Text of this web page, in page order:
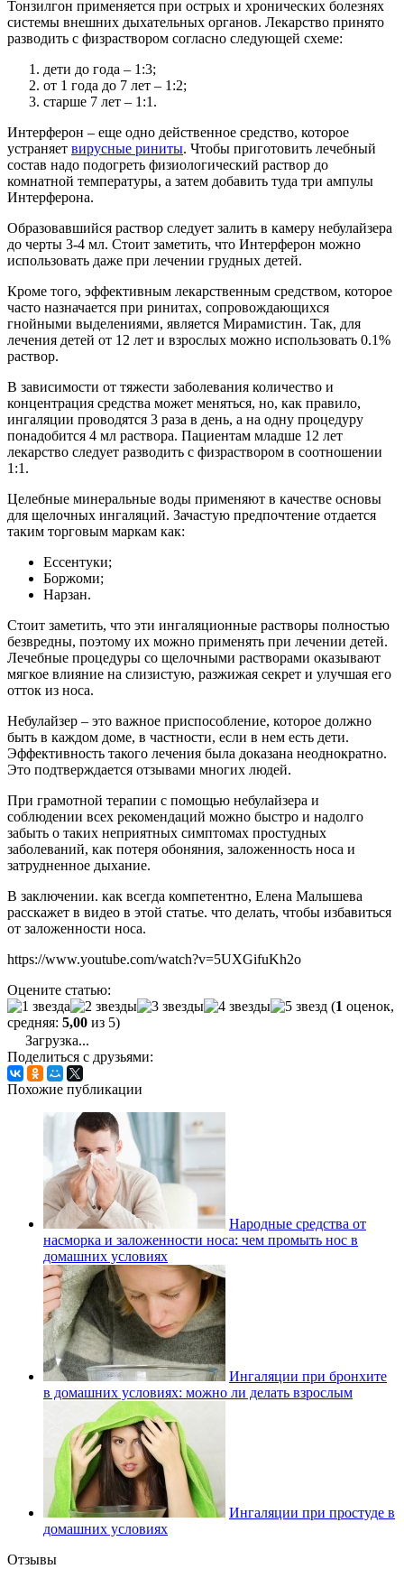
Тонзилгон применяется при острых и хронических болезнях
системы внешних дыхательных органов. Лекарство принято
разводить с физраствором согласно следующей схеме:
дети до года – 1:3;
от 1 года до 7 лет – 1:2;
старше 7 лет – 1:1.
Интерферон – еще одно действенное средство, которое
устраняет вирусные риниты. Чтобы приготовить лечебный
состав надо подогреть физиологический раствор до
комнатной температуры, а затем добавить туда три ампулы
Интерферона.
Образовавшийся раствор следует залить в камеру небулайзера
до черты 3-4 мл. Стоит заметить, что Интерферон можно
использовать даже при лечении грудных детей.
Кроме того, эффективным лекарственным средством, которое
часто назначается при ринитах, сопровождающихся
гнойными выделениями, является Мирамистин. Так, для
лечения детей от 12 лет и взрослых можно использовать 0.1%
раствор.
В зависимости от тяжести заболевания количество и
концентрация средства может меняться, но, как правило,
ингаляции проводятся 3 раза в день, а на одну процедуру
понадобится 4 мл раствора. Пациентам младше 12 лет
лекарство следует разводить с физраствором в соотношении
1:1.
Целебные минеральные воды применяют в качестве основы
для щелочных ингаляций. Зачастую предпочтение отдается
таким торговым маркам как:
Ессентуки;
Боржоми;
Нарзан.
Стоит заметить, что эти ингаляционные растворы полностью
безвредны, поэтому их можно применять при лечении детей.
Лечебные процедуры со щелочными растворами оказывают
мягкое влияние на слизистую, разжижая секрет и улучшая его
отток из носа.
Небулайзер – это важное приспособление, которое должно
быть в каждом доме, в частности, если в нем есть дети.
Эффективность такого лечения была доказана неоднократно.
Это подтверждается отзывами многих людей.
При грамотной терапии с помощью небулайзера и
соблюдении всех рекомендаций можно быстро и надолго
забыть о таких неприятных симптомах простудных
заболеваний, как потеря обоняния, заложенность носа и
затрудненное дыхание.
В заключении. как всегда компетентно, Елена Малышева
расскажет в видео в этой статье. что делать, чтобы избавиться
от заложенности носа.
https://www.youtube.com/watch?v=5UXGifuKh2o
Оцените статью:
(1 оценок,
средняя: 5,00 из 5)
Загрузка...
Поделиться с друзьями:
Похожие публикации
Народные средства от
насморка и заложенности носа: чем промыть нос в
домашних условиях
Ингаляции при бронхите
в домашних условиях: можно ли делать взрослым
Ингаляции при простуде в
домашних условиях
Отзывы